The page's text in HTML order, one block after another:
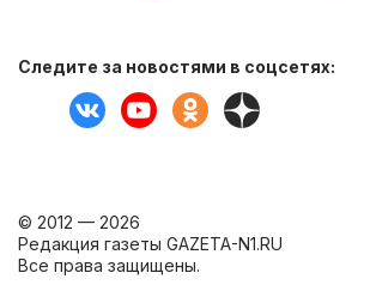
Следите за новостями в соцсетях:
© 2012 — 2026
Редакция газеты GAZETA-N1.RU
Все права защищены.